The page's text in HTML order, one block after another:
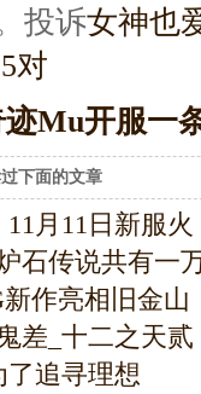
投诉女神也
对
Mu开服一
下面的文章
11月11日新服火
石传说共有一
作亮相旧金山
差_十二之天贰
追寻理想